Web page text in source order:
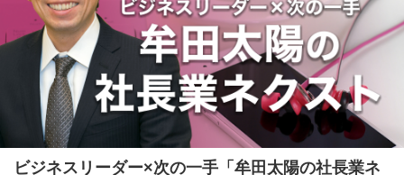
ビジネスリーダー×次の一手「牟田太陽の社長業ネ